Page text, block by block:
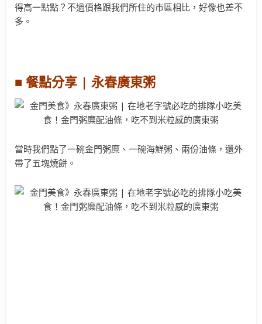
得高一點點？不過價格跟我們所住的市區相比，好像也差不
多。
■ 餐點分享 | 永春廣東粥
當時我們點了一碗金門粥糜、一碗海鮮粥、兩份油條，還外
帶了五塊燒餅。